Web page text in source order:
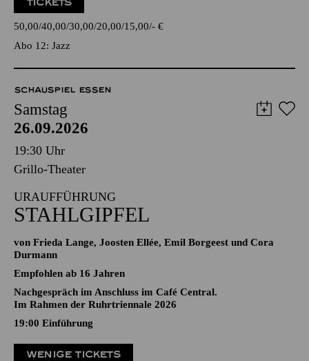
TICKETS
50,00 40,00 30,00 20,00 15,00 - €
Abo 12: Jazz
SCHAUSPIEL ESSEN
Samstag
26.09.2026
19:30 Uhr
Grillo-Theater
URAUFFÜHRUNG
STAHLGIPFEL
von Frieda Lange, Joosten Ellée, Emil Borgeest und Cora
Durmann
Empfohlen ab 16 Jahren
Nachgespräch im Anschluss im Café Central.
Im Rahmen der Ruhrtriennale 2026
19:00 Einführung
WENIGE TICKETS